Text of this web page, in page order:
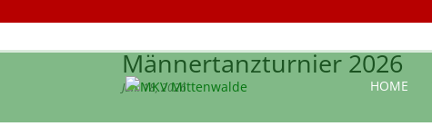
HOME
Männertanzturnier 2026
Jan. 18, 2026